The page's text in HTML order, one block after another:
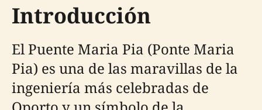
Introducción
El Puente Maria Pia (Ponte Maria
Pia) es una de las maravillas de la
ingeniería más celebradas de